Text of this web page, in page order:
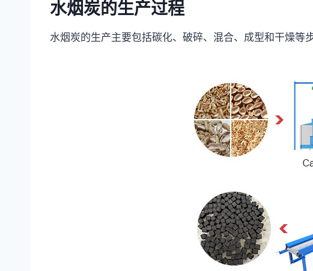
水烟炭的生产过程
水烟炭的生产主要包括碳化、破碎、混合、成型和干燥等步